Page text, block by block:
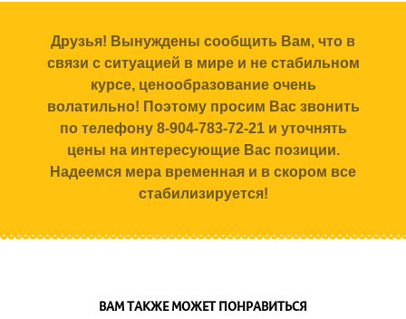
Друзья! Вынуждены сообщить Вам, что в
связи с ситуацией в мире и не стабильном
курсе, ценообразование очень
волатильно! Поэтому просим Вас звонить
по телефону 8-904-783-72-21 и уточнять
цены на интересующие Вас позиции.
Надеемся мера временная и в скором все
стабилизируется!
ВАМ ТАКЖЕ МОЖЕТ ПОНРАВИТЬСЯ